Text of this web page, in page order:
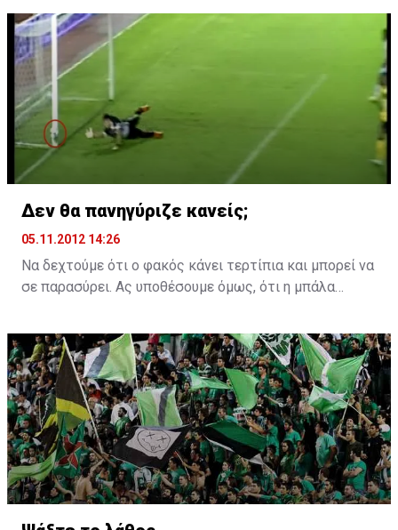
ώστε να δώσουν την μάχη τους. Η αποστολή θα είναι
πέρα για πέρα δύσκολη, μέσα σε μια καυτή έδρα και
απέναντι σε μια ισχυρή ομάδα που αναμένεται να
παρουσιαστεί πολύ διαφορετική με σύγκριση τον
αγώνα του Γ.Σ.Π. Η ΑΕΛ θα χρειαστεί ψυχή , πάθος,
τόλμη και την βοήθεια της Παναγιάς όπως συνηθίζει
να λέει ο Άγγελος Αναστασιάδης
Δεν θα πανηγύριζε κανείς;
05.11.2012 14:26
Να δεχτούμε ότι ο φακός κάνει τερτίπια και μπορεί να
σε παρασύρει. Ας υποθέσουμε όμως, ότι η μπάλα
παίκτης του Εθνικού, πόσο μάλλον ο Παϊσάο που
σούταρε δεν θα πανηγύριζε ή θα διαμαρτυρόταν
εντονότατα, βλέποντας διαιτητή και επόπτη να
δείχνουν άουτ.; Αυτό δε το έλαβε κανένας υπόψη,
προτού τοποθετηθεί;